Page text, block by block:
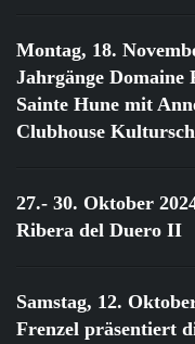
Montag, 18.
Jahrgänge Domaine
Sainte Hune mit
Clubhouse
27.- 30. Oktober
Ribera del Duero II
Samstag, 12.
Frenzel präsentiert